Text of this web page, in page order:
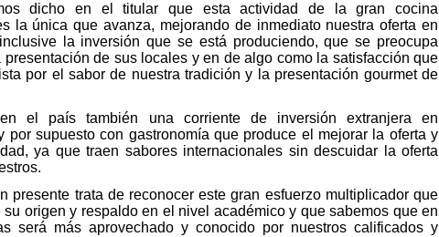
dicho en el titular que esta actividad de la gran cocina
la única que avanza, mejorando de inmediato nuestra oferta en
la inversión que se está produciendo, que se preocupa
presentación de sus locales y en de algo como la satisfacción que
por el sabor de nuestra tradición y la presentación gourmet de
en el país también una corriente de inversión extranjera en
por supuesto con gastronomía que produce el mejorar la oferta y
ya que traen sabores internacionales sin descuidar la oferta
presente trata de reconocer este gran esfuerzo multiplicador que
su origen y respaldo en el nivel académico y que sabemos que en
será más aprovechado y conocido por nuestros calificados y